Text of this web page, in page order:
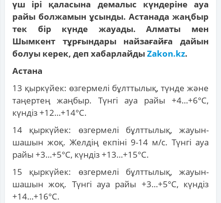
үш ірі қаласына демалыс күндеріне ауа
райы болжамын ұсынды. Астанада жаңбыр
тек бір күнде жауады. Алматы мен
Шымкент тұрғындары найзағайға дайын
болуы керек, деп хабарлайдыZakon.kz.
Астана
13 қыркүйек: өзгермелі бұлттылық, түнде және
таңертең жаңбыр. Түнгі ауа райы +4…+6°С,
күндіз +12…+14°С.
14 қыркүйек: өзгермелі бұлттылық, жауын-
шашын жоқ. Желдің екпіні 9-14 м/с. Түнгі ауа
райы +3…+5°С, күндіз +13…+15°С.
15 қыркүйек: өзгермелі бұлттылық, жауын-
шашын жоқ. Түнгі ауа райы +3…+5°С, күндіз
+14…+16°С.